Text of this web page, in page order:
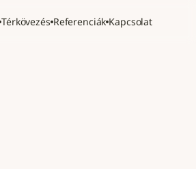
Térkövezés Referenciák Kapcsolat